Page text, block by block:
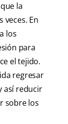
la
En
los
para
el tejido.
regresar
así reducir
sobre los